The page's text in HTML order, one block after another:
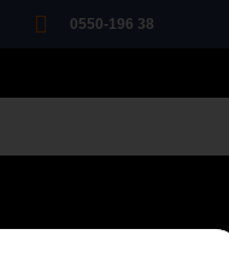
0550-196 38